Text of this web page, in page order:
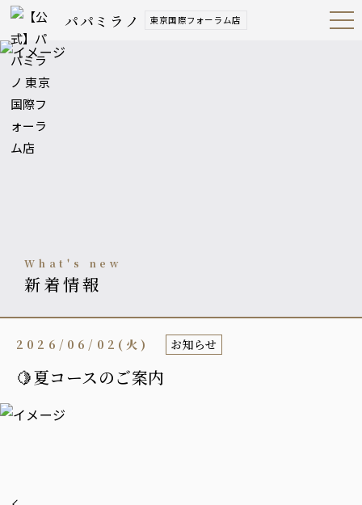
パパミラノ 東京国際フォーラム店 Open
Navig
what's new
新着情報
🍋夏コースのご案内
2026/06/02(火) お知らせ